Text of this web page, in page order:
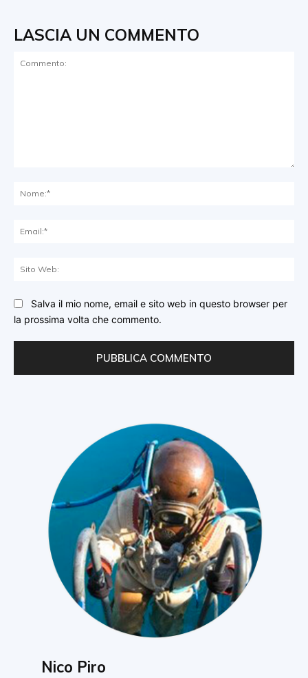
LASCIA UN COMMENTO
Salva il mio nome, email e sito web in questo browser per
la prossima volta che commento.
Nico Piro